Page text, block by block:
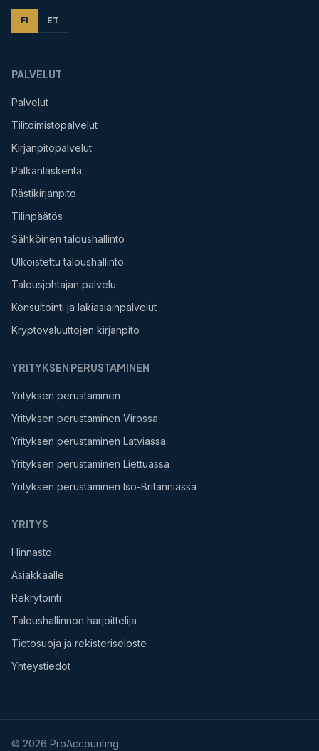
FI ET
PALVELUT
Palvelut
Tilitoimistopalvelut
Kirjanpitopalvelut
Palkanlaskenta
Rästikirjanpito
Tilinpäätös
Sähköinen taloushallinto
Ulkoistettu taloushallinto
Talousjohtajan palvelu
Konsultointi ja lakiasiainpalvelut
Kryptovaluuttojen kirjanpito
YRITYKSEN PERUSTAMINEN
Yrityksen perustaminen
Yrityksen perustaminen Virossa
Yrityksen perustaminen Latviassa
Yrityksen perustaminen Liettuassa
Yrityksen perustaminen Iso-Britanniassa
YRITYS
Hinnasto
Asiakkaalle
Rekrytointi
Taloushallinnon harjoittelija
Tietosuoja ja rekisteriseloste
Yhteystiedot
© 2026 ProAccounting